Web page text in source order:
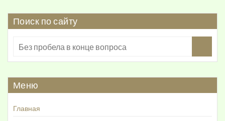
Поиск по сайту
Меню
Главная